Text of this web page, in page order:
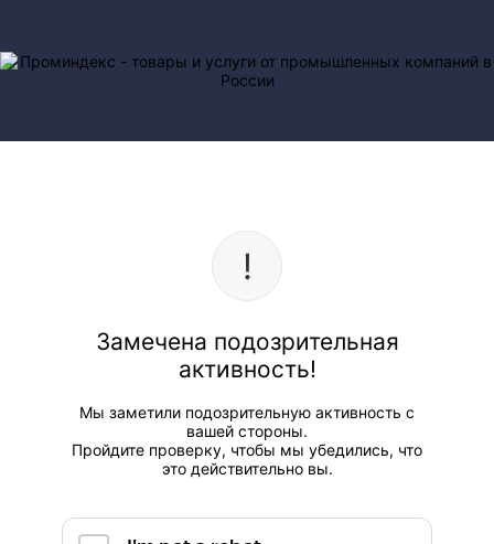
Замечена подозрительная
активность!
Мы заметили подозрительную активность с
вашей стороны.
Пройдите проверку, чтобы мы убедились, что
это действительно вы.